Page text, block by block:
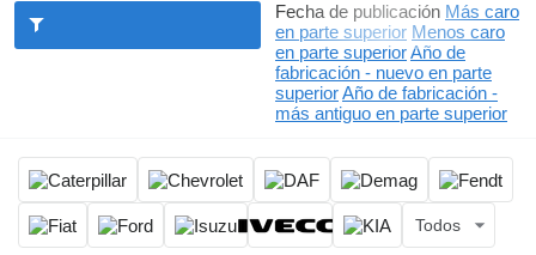
Fecha de publicación Más caro
en parte superior Menos caro
en parte superiorAño de
fabricación - nuevo en parte
superiorAño de fabricación -
más antiguo en parte superior
Todos